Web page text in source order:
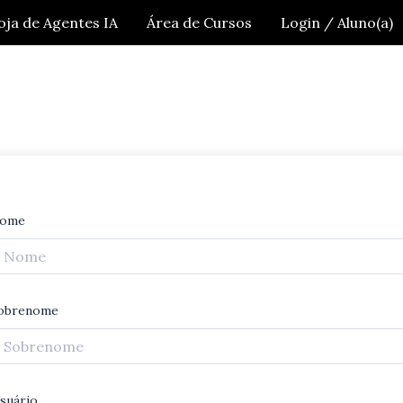
de Agentes IA Área de Cursos Login / Aluno(a)